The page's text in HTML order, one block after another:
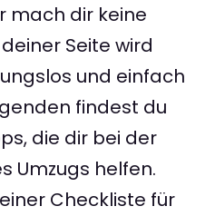
mach dir keine
Seite wird
und einfach
findest du
die dir bei der
Umzugs helfen.
Checkliste für